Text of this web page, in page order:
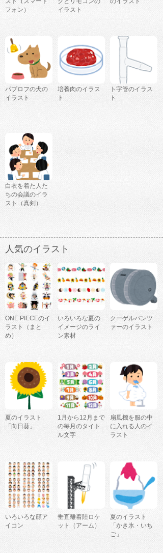
フォン）
イラスト
パブロフの犬の
イラスト
培養肉のイラス
ト
ト字管のイラス
ト
白衣を着た人た
ちの会議のイラ
スト（真剣）
人気のイラスト
ONE PIECEのイ
ラスト（まと
め）
いろいろな夏の
イメージのライ
ン素材
クーゲルパンツ
ァーのイラスト
夏のイラスト
「向日葵」
1月から12月まで
の毎月のタイト
ル文字
扇風機を服の中
に入れる人のイ
ラスト
いろいろな顔ア
イコン
垂直離着陸ロケ
ット（アーム）
夏のイラスト
「かき氷・いち
ご」